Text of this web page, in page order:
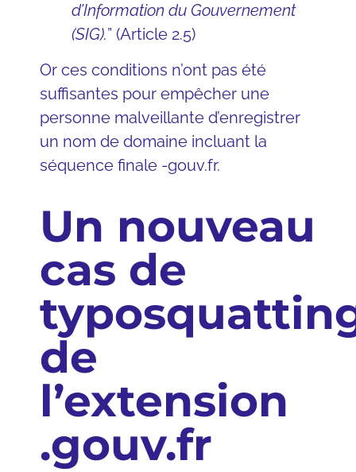
d’Information du Gouvernement
(SIG).” (Article 2.5)
Or ces conditions n’ont pas été
suffisantes pour empêcher une
personne malveillante d’enregistrer
un nom de domaine incluant la
séquence finale -gouv.fr.
Un nouveau
cas de
de
l’extension
.gouv.fr